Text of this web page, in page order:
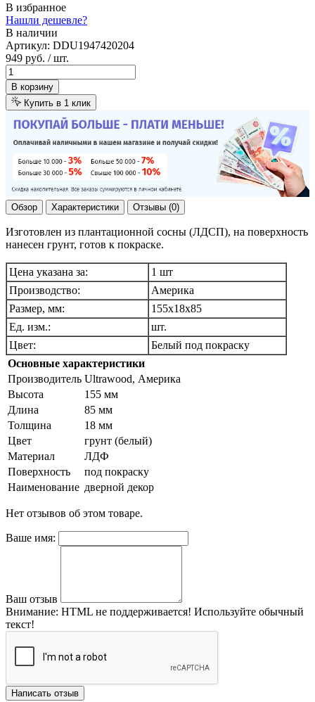
В избранное
Нашли дешевле?
В наличии
Артикул: DDU1947420204
949 руб. / шт.
В корзину
Купить в 1 клик
Обзор Характеристики Отзывы (0)
Изготовлен из плантационной сосны (ЛДСП), на поверхность
нанесен грунт, готов к покраске.
Цена указана за:
1 шт
Производство:
Америка
Размер, мм:
155х18х85
Ед. изм.:
шт.
Цвет:
Белый под покраску
Основные характеристики
Производитель Ultrawood, Америка
Высота
155 мм
Длина
85 мм
Толщина
18 мм
Цвет
грунт (белый)
Материал
ЛДФ
Поверхность
под покраску
Наименование дверной декор
Нет отзывов об этом товаре.
Ваше имя:
Ваш отзыв
Внимание: HTML не поддерживается! Используйте обычный
текст!
Написать отзыв